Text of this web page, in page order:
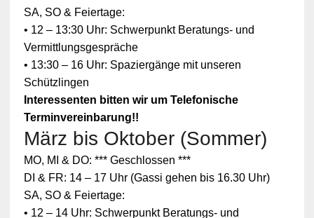
SA, SO & Feiertage:
• 12 – 13:30 Uhr: Schwerpunkt Beratungs- und
Vermittlungsgespräche
• 13:30 – 16 Uhr: Spaziergänge mit unseren
Schützlingen
Interessenten bitten wir um Telefonische
Terminvereinbarung!!
März bis Oktober (Sommer)
MO, MI & DO: *** Geschlossen ***
DI & FR: 14 – 17 Uhr (Gassi gehen bis 16.30 Uhr)
SA, SO & Feiertage:
• 12 – 14 Uhr: Schwerpunkt Beratungs- und
Zum
Schutz
Ihrer
persönlic
hen
Daten ist